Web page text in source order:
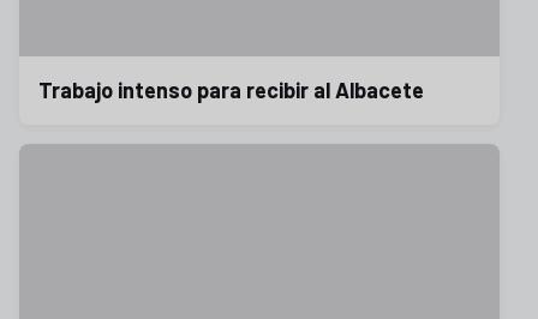
Trabajo intenso para recibir al Albacete